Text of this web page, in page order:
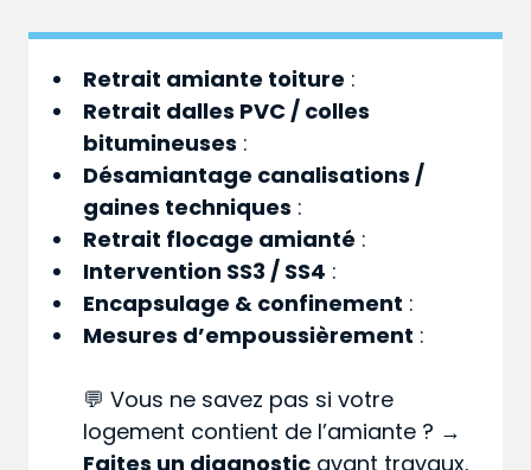
Retrait amiante toiture :
Retrait dalles PVC / colles
bitumineuses :
Désamiantage canalisations /
gaines techniques :
Retrait flocage amianté :
Intervention SS3 / SS4 :
Encapsulage & confinement :
Mesures d’empoussièrement :
💬 Vous ne savez pas si votre
logement contient de l’amiante ? →
Faites un diagnostic avant travaux.